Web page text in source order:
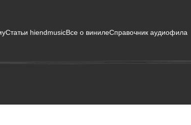
Статьи hiendmusicВсе о винилеСправочник аудиофила